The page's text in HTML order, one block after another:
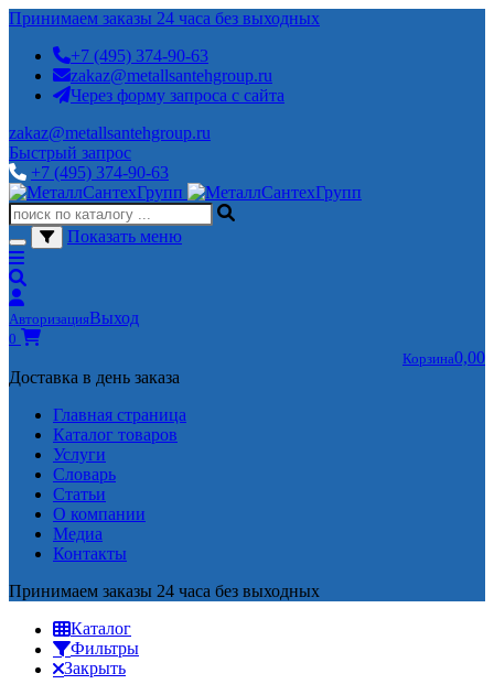
Принимаем заказы 24 часа без выходных
+7 (495) 374-90-63
zakaz@metallsantehgroup.ru
Через форму запроса с сайта
zakaz@metallsantehgroup.ru
Быстрый запрос
+7 (495) 374-90-63
Показать меню
АвторизацияВыход
0
Корзина0,00
Доставка в день заказа
Главная страница
Каталог товаров
Услуги
Словарь
Статьи
О компании
Медиа
Контакты
Принимаем заказы 24 часа без выходных
Каталог
Фильтры
Закрыть